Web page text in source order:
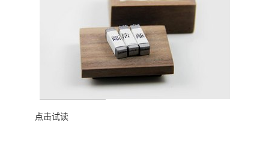
点击试读